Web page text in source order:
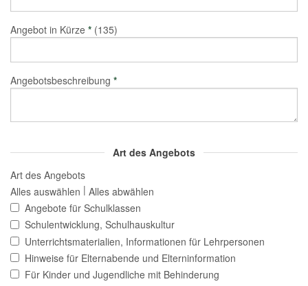
Angebot in Kürze * (135)
Angebotsbeschreibung *
Art des Angebots
Art des Angebots
Alles auswählen | Alles abwählen
Angebote für Schulklassen
Schulentwicklung, Schulhauskultur
Unterrichtsmaterialien, Informationen für Lehrpersonen
Hinweise für Elternabende und Elterninformation
Für Kinder und Jugendliche mit Behinderung